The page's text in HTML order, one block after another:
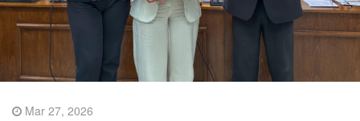
Mar 27, 2026